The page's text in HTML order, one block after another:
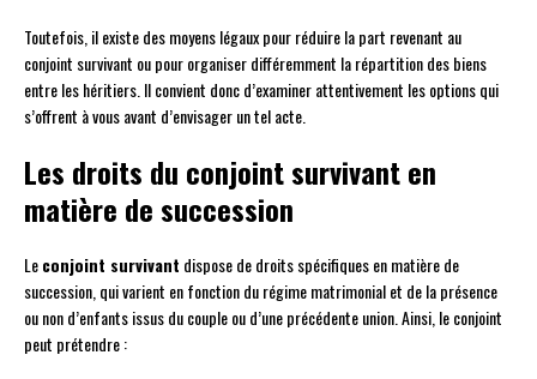
Toutefois, il existe des moyens légaux pour réduire la part revenant au
conjoint survivant ou pour organiser différemment la répartition des biens
entre les héritiers. Il convient donc d’examiner attentivement les options qui
s’offrent à vous avant d’envisager un tel acte.
Les droits du conjoint survivant en
matière de succession
Leconjoint survivant dispose de droits spécifiques en matière de
succession, qui varient en fonction du régime matrimonial et de la présence
ou non d’enfants issus du couple ou d’une précédente union. Ainsi, le conjoint
peut prétendre :